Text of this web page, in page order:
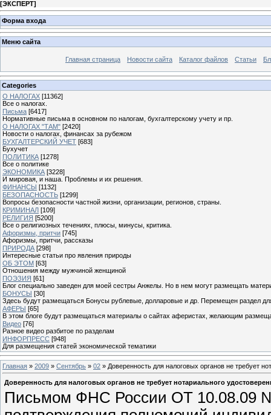
[ЭКСПЕРТ]
Форма входа
Меню сайта
Главная страница Новости сайта Каталог файлов Статьи
Categories
О НАЛОГАХ [11362]
Все о налогах.
Письма [6417]
Нормативные письма в основном по налогам, бухгалтерскому учету и пр.
О НАЛОГАХ "ТАМ" [2420]
Новости о налогах, финансах за рубежом
БУХГАЛТЕРСКИЙ УЧЕТ [683]
Бухучет
ПОЛИТИКА [1278]
Все о политике
ЭКОНОМИКА [3228]
И мировая, и наша. Проблемы и их решения.
ФИНАНСЫ [1132]
БЕЗОПАСНОСТЬ [1299]
Вопросы безопасности частной жизни, организации, регионов, страны.
КРИМИНАЛ [109]
РЕЛИГИЯ [5200]
Все о религиозных течениях, плюсы, минусы, критика.
Афоризмы, притчи [745]
Афоризмы, притчи, рассказы
ПРИРОДА [298]
Интересные статьи про явления природы
ОБ ЭТОМ [63]
Отношения между мужчиной женщиной
ПОЭЗИЯ [61]
Блог специально заведен для моей сестры Анжелы. Но в нем могут размещать
БОНУСЫ [30]
Здесь будут размещаться Бонусы рублевые, долларовые и др. Перемещен раздел
АФЕРЫ [65]
В этом блоге будут размещаться материалы о сайтах аферистах, желающим
Видео [76]
Разное видео разбитое по разделам
ИНФОРПРЕСС [948]
Для размещения статей экономической тематики
Главная » 2009 » Сентябрь » 02 » Доверенность для налоговых органов не требует
Доверенность для налоговых органов не требует нотариального
Письмом ФНС России ОТ 10.08.09